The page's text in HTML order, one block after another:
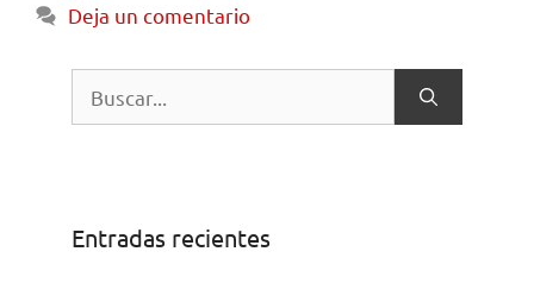
Deja un comentario
Entradas recientes